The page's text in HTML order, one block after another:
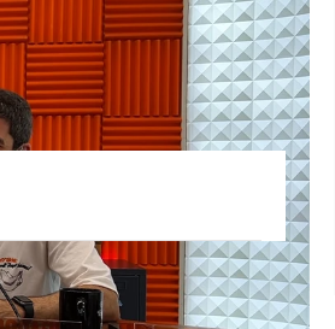
todos deben
molestos:las obras